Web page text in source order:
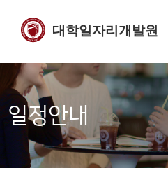
대학일자리개발원
일정안내